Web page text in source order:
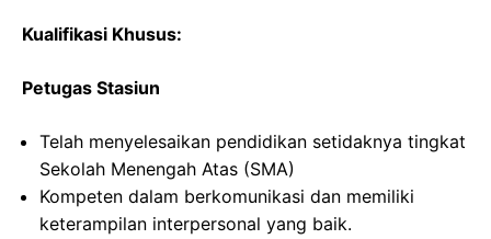
Kualifikasi Khusus:
Petugas Stasiun
Telah menyelesaikan pendidikan setidaknya tingkat
Sekolah Menengah Atas (SMA)
Kompeten dalam berkomunikasi dan memiliki
keterampilan interpersonal yang baik.